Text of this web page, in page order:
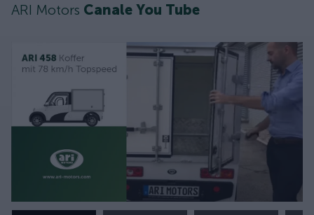
ARI Motors Canale You Tube